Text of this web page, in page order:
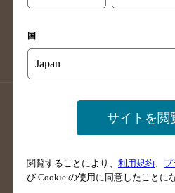
大分県のバー検索
国
サイトを閲
閲覧することにより、 利用規約、
び Cookie の使用に同意したことに